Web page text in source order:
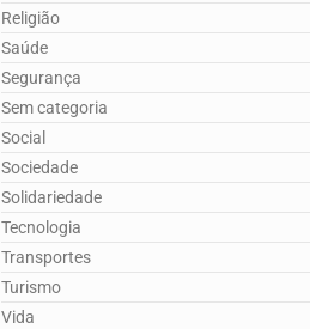
Religião
Saúde
Segurança
Sem categoria
Social
Sociedade
Solidariedade
Tecnologia
Transportes
Turismo
Vida